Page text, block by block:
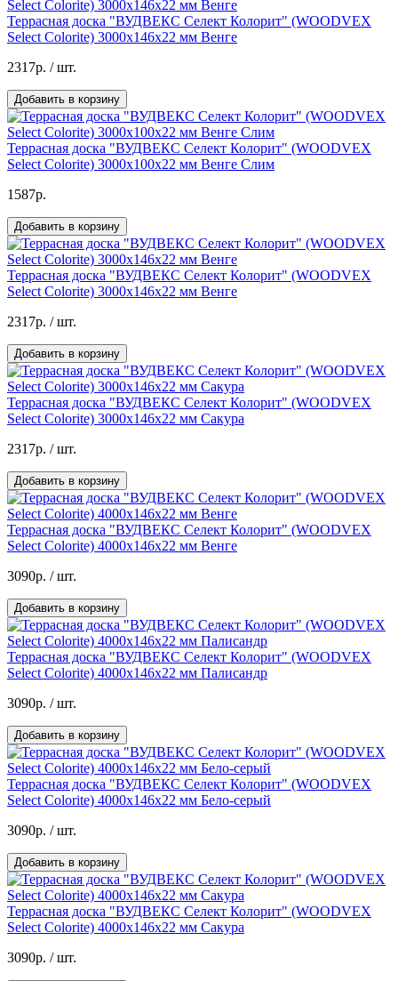
Террасная доска "ВУДВЕКС Селект Колорит" (WOODVEX
Select Colorite) 3000x146х22 мм Венге
2317р. / шт.
Добавить в корзину
Террасная доска "ВУДВЕКС Селект Колорит" (WOODVEX
Select Colorite) 3000х100х22 мм Венге Слим
1587р.
Добавить в корзину
Террасная доска "ВУДВЕКС Селект Колорит" (WOODVEX
Select Colorite) 3000х146х22 мм Венге
2317р. / шт.
Добавить в корзину
Террасная доска "ВУДВЕКС Селект Колорит" (WOODVEX
Select Colorite) 3000х146х22 мм Сакура
2317р. / шт.
Добавить в корзину
Террасная доска "ВУДВЕКС Селект Колорит" (WOODVEX
Select Colorite) 4000x146х22 мм Венге
3090р. / шт.
Добавить в корзину
Террасная доска "ВУДВЕКС Селект Колорит" (WOODVEX
Select Colorite) 4000x146х22 мм Палисандр
3090р. / шт.
Добавить в корзину
Террасная доска "ВУДВЕКС Селект Колорит" (WOODVEX
Select Colorite) 4000х146х22 мм Бело-серый
3090р. / шт.
Добавить в корзину
Террасная доска "ВУДВЕКС Селект Колорит" (WOODVEX
Select Colorite) 4000х146х22 мм Сакура
3090р. / шт.